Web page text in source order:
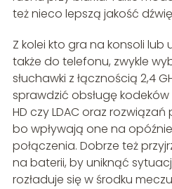
też nieco lepszą jakość
Z kolei kto gra na konsoli
także do telefonu, zwykle
słuchawki z łącznością 2,4
sprawdzić obsługę
HD czy LDAC oraz rozwiązań
bo wpływają one na
połączenia. Dobrze też
na baterii, by uniknąć
rozładuje się w środku